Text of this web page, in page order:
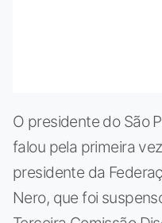
O presidente do São
falou pela primeira
presidente da
Nero, que foi